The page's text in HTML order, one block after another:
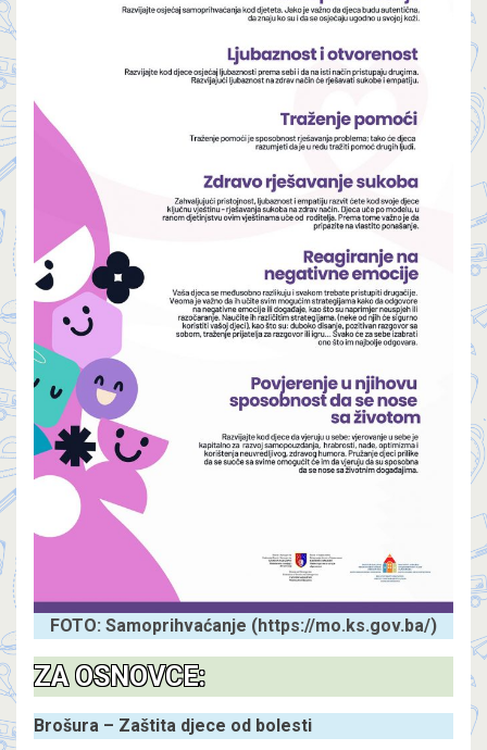
FOTO: Samoprihvaćanje (https://mo.ks.gov.ba/)
ZA OSNOVCE:
Brošura – Zaštita djece od bolesti